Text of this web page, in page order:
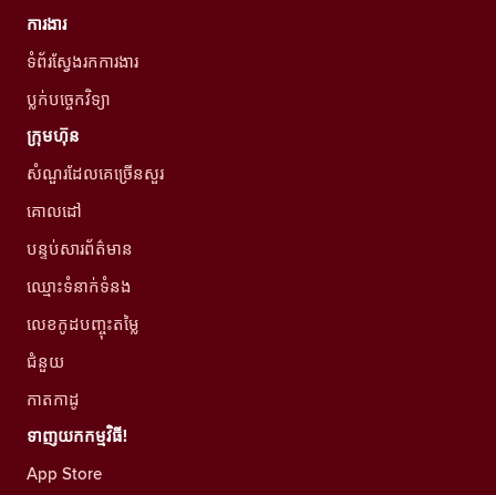
ការងារ
ទំព័រស្វែងរកការងារ
ប្លក់បច្ចេកវិទ្យា
ក្រុមហ៊ុន
សំណួរដែលគេច្រើនសួរ
គោលដៅ
បន្ទប់សារព័ត៌មាន
ឈ្មោះទំនាក់ទំនង
លេខកូដបញ្ចុះតម្លៃ
ជំនួយ
កាតកាដូ
ទាញយកកម្មវិធី!
App Store